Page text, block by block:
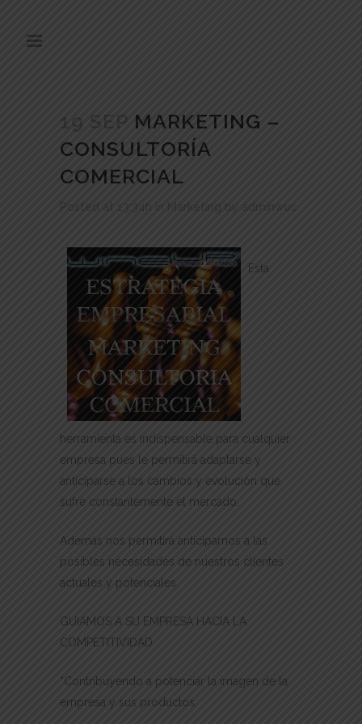
19 SEP MARKETING –
CONSULTORÍA
COMERCIAL
Posted at 13:34h in Marketing by adminwuc
Esta
herramienta es indispensable para cualquier
empresa pues le permitirá adaptarse y
anticiparse a los cambios y evolución que
sufre constantemente el mercado.
Además nos permitirá anticiparnos a las
posibles necesidades de nuestros clientes
actuales y potenciales.
GUIAMOS A SU EMPRESA HACIA LA
COMPETITIVIDAD
*Contribuyendo a potenciar la imagen de la
empresa y sus productos.